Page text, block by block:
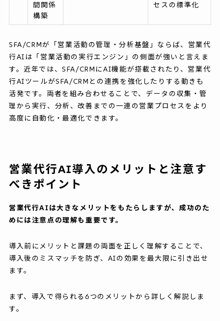
間関係
構築
セスの標準化
SFA/CRMが「営業活動の管理・分析基盤」ならば、営業代
行AIは「営業活動の実行エンジン」の側面が強いと言えま
す。近年では、SFA/CRMにAI機能が搭載されたり、営業代
行AIツールがSFA/CRMとの連携を強化したりする動きも
活発です。両者を組み合わせることで、データの収集・管
理から実行、分析、改善までの一連の営業プロセスをより
高度に自動化・最適化できます。
営業代行AI導入のメリットと注意す
べきポイント
営業代行AIは大きなメリットをもたらしますが、成功のた
めには注意点の理解も重要です。
導入前にメリットと課題の両面を正しく理解することで、
導入後のミスマッチを防ぎ、AIの効果を最大限に引き出せ
ます。
まず、導入で得られる6つのメリットから詳しく解説しま
す。